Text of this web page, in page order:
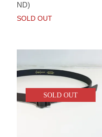
ND)
SOLD OUT
SOLD OUT